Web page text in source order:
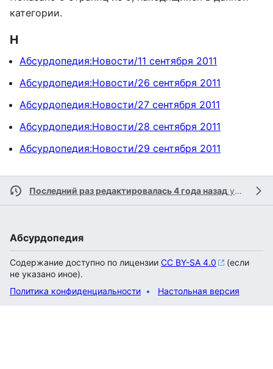
категории.
Н
Абсурдопедия:Новости/11 сентября 2011
Абсурдопедия:Новости/26 сентября 2011
Абсурдопедия:Новости/27 сентября 2011
Абсурдопедия:Новости/28 сентября 2011
Абсурдопедия:Новости/29 сентября 2011
Последний раз редактировалась 4 года назад участником
Абсурдопедия
Содержание доступно по лицензии CC BY-SA 4.0
(если
не указано иное).
Политика конфиденциальности
Настольная версия